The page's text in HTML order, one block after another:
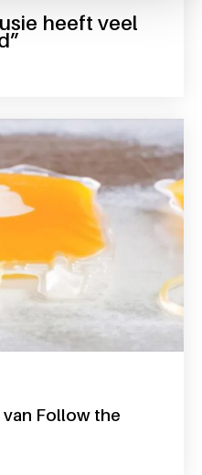
heeft veel
bloedtransfusie heeft
Follow the
het artikel van follow the